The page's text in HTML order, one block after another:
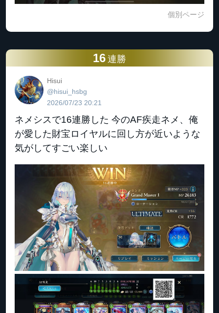
個別ページ
16 連勝
Hisui
@hisui_hsbg
2026/07/23 20:21
ネメシスで16連勝した 今のAF疾走ネメ、俺
が愛した財宝ロイヤルに回し方が近いような
気がしてすごい楽しい